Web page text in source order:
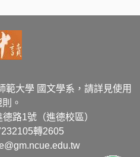
範大學 國文學系，請詳見使用
。
路1號（進德校區）
轉2605